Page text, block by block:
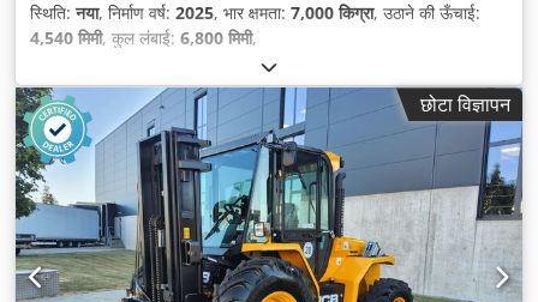
स्थिति:नया, निर्माण वर्ष: 2025, भार क्षमता: 7,000 किग्रा, उठाने की ऊँचाई:
4,540 मिमी, कुल लंबाई: 6,800 मिमी,
छोटा विज्ञापन